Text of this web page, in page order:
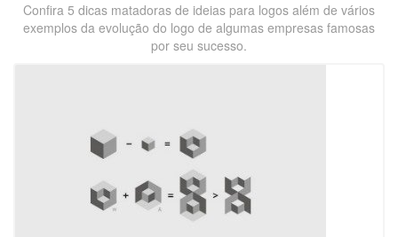
Confira 5 dicas matadoras de ideias para logos além de vários
exemplos da evolução do logo de algumas empresas famosas
por seu sucesso.